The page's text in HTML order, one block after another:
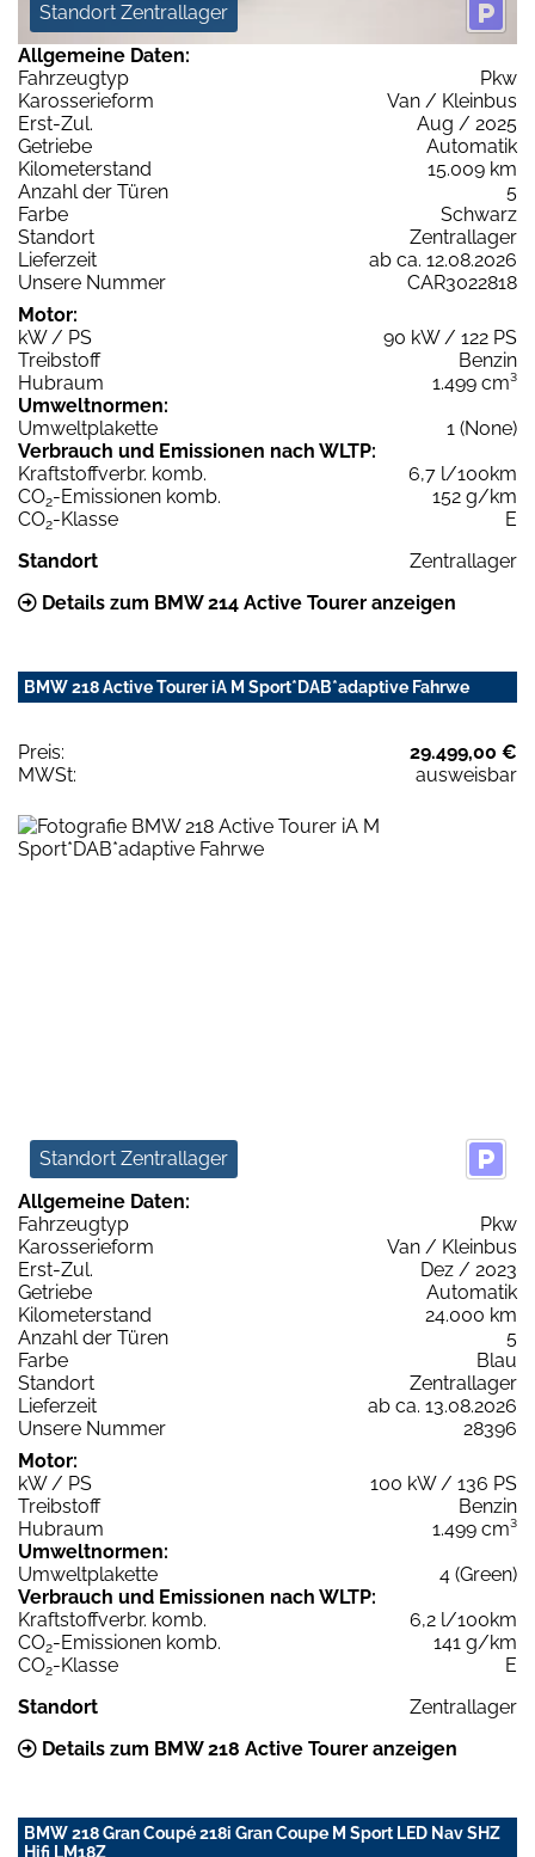
Standort Zentrallager
Allgemeine Daten:
Fahrzeugtyp
Pkw
Karosserieform
Van / Kleinbus
Erst-Zul.
Aug / 2025
Getriebe
Automatik
Kilometerstand
15.009 km
Anzahl der Türen
5
Farbe
Schwarz
Standort
Zentrallager
Lieferzeit
ab ca. 12.08.2026
Unsere Nummer
CAR3022818
Motor:
kW / PS
90 kW / 122 PS
Treibstoff
Benzin
Hubraum
1.499 cm³
Umweltnormen:
Umweltplakette
1 (None)
Verbrauch und Emissionen nach WLTP:
Kraftstoffverbr. komb.
6,7 l/100km
CO2-Emissionen komb.
152 g/km
CO2-Klasse
E
Standort
Zentrallager
Details zum BMW 214 Active Tourer anzeigen
BMW 218 Active Tourer iA M Sport*DAB*adaptive Fahrwe
Preis:
29.499,00 €
MWSt:
ausweisbar
Standort Zentrallager
Allgemeine Daten:
Fahrzeugtyp
Pkw
Karosserieform
Van / Kleinbus
Erst-Zul.
Dez / 2023
Getriebe
Automatik
Kilometerstand
24.000 km
Anzahl der Türen
5
Farbe
Blau
Standort
Zentrallager
Lieferzeit
ab ca. 13.08.2026
Unsere Nummer
28396
Motor:
kW / PS
100 kW / 136 PS
Treibstoff
Benzin
Hubraum
1.499 cm³
Umweltnormen:
Umweltplakette
4 (Green)
Verbrauch und Emissionen nach WLTP:
Kraftstoffverbr. komb.
6,2 l/100km
CO2-Emissionen komb.
141 g/km
CO2-Klasse
E
Standort
Zentrallager
Details zum BMW 218 Active Tourer anzeigen
BMW 218 Gran Coupé 218i Gran Coupe M Sport LED Nav SHZ
Hifi LM18Z